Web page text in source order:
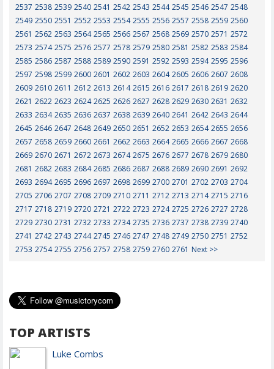
2537 2538 2539 2540 2541 2542 2543 2544 2545 2546 2547 2548
2549 2550 2551 2552 2553 2554 2555 2556 2557 2558 2559 2560
2561 2562 2563 2564 2565 2566 2567 2568 2569 2570 2571 2572
2573 2574 2575 2576 2577 2578 2579 2580 2581 2582 2583 2584
2585 2586 2587 2588 2589 2590 2591 2592 2593 2594 2595 2596
2597 2598 2599 2600 2601 2602 2603 2604 2605 2606 2607 2608
2609 2610 2611 2612 2613 2614 2615 2616 2617 2618 2619 2620
2621 2622 2623 2624 2625 2626 2627 2628 2629 2630 2631 2632
2633 2634 2635 2636 2637 2638 2639 2640 2641 2642 2643 2644
2645 2646 2647 2648 2649 2650 2651 2652 2653 2654 2655 2656
2657 2658 2659 2660 2661 2662 2663 2664 2665 2666 2667 2668
2669 2670 2671 2672 2673 2674 2675 2676 2677 2678 2679 2680
2681 2682 2683 2684 2685 2686 2687 2688 2689 2690 2691 2692
2693 2694 2695 2696 2697 2698 2699 2700 2701 2702 2703 2704
2705 2706 2707 2708 2709 2710 2711 2712 2713 2714 2715 2716
2717 2718 2719 2720 2721 2722 2723 2724 2725 2726 2727 2728
2729 2730 2731 2732 2733 2734 2735 2736 2737 2738 2739 2740
2741 2742 2743 2744 2745 2746 2747 2748 2749 2750 2751 2752
2753 2754 2755 2756 2757 2758 2759 2760 2761 Next >>
TOP ARTISTS
Luke Combs